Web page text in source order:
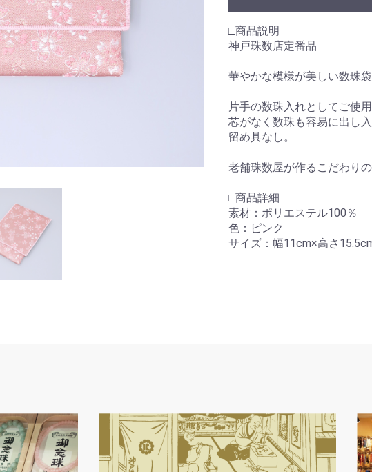
□商品説明
神戸珠数店定番品
華やかな模様が美しい数珠
片手の数珠入れとしてご使
芯がなく数珠も容易に出し
留め具なし。
老舗珠数屋が作るこだわり
□商品詳細
素材：ポリエステル100％
色：ピンク
サイズ：幅11cm×高さ